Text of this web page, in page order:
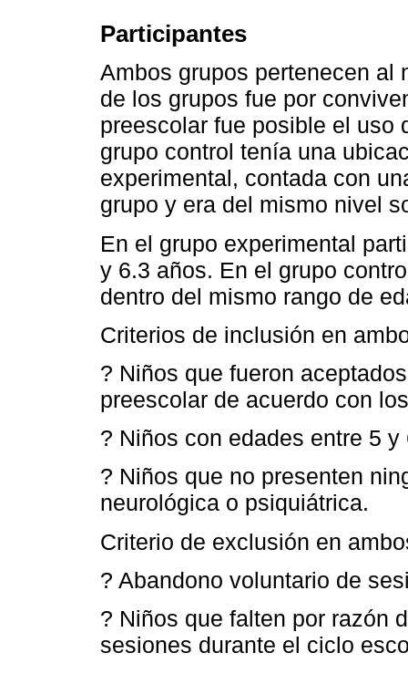
Participantes
Ambos grupos pertenecen al
de los grupos fue por
preescolar fue posible el uso
grupo control tenía una
experimental, contada con
grupo y era del mismo nivel
En el grupo experimental
y 6.3 años. En el grupo
dentro del mismo rango de
Criterios de inclusión en
? Niños que fueron
preescolar de acuerdo con
? Niños con edades entre 5 y
? Niños que no presenten
neurológica o psiquiátrica.
Criterio de exclusión en
? Abandono voluntario de
? Niños que falten por razón
sesiones durante el ciclo